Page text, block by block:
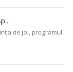
de joi, programul